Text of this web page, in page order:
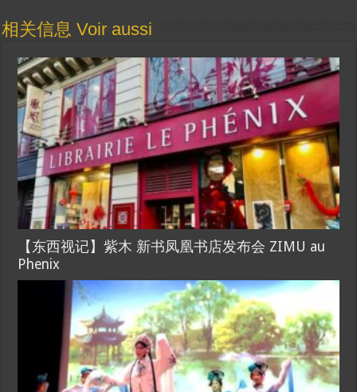
相关信息 Voir aussi
【东西视记】紫木 新书凤凰书店发布会 ZIMU au
Phenix